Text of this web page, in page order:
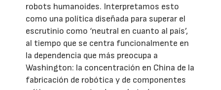
robots humanoides. Interpretamos esto
como una política diseñada para superar el
escrutinio como ‘neutral en cuanto al país’,
al tiempo que se centra funcionalmente en
la dependencia que más preocupa a
Washington: la concentración en China de la
fabricación de robótica y de componentes